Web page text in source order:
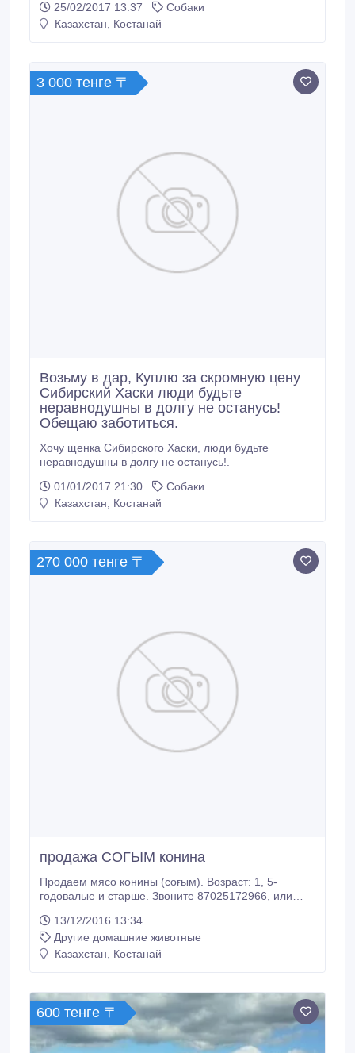
купите не пожалеете..
25/02/2017 13:37
Собаки
Казахстан, Костанай
3 000 тенге 〒
Возьму в дар, Куплю за скромную цену
Сибирский Хаски люди будьте
неравнодушны в долгу не останусь!
Обещаю заботиться.
Хочу щенка Сибирского Хаски, люди будьте
неравнодушны в долгу не останусь!.
01/01/2017 21:30
Собаки
Казахстан, Костанай
270 000 тенге 〒
продажа СОГЫМ конина
Продаем мясо конины (соғым). Возраст: 1, 5-
годовалые и старше. Звоните 87025172966, или
13/12/2016 13:34
Другие домашние животные
Казахстан, Костанай
600 тенге 〒